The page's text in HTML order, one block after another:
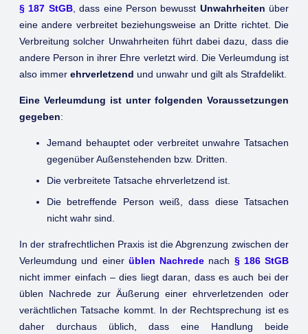
§ 187 StGB, dass eine Person bewusst Unwahrheiten über
eine andere verbreitet beziehungsweise an Dritte richtet. Die
Verbreitung solcher Unwahrheiten führt dabei dazu, dass die
andere Person in ihrer Ehre verletzt wird. Die Verleumdung ist
also immer ehrverletzend und unwahr und gilt als Strafdelikt.
Eine Verleumdung ist unter folgenden Voraussetzungen
gegeben:
Jemand behauptet oder verbreitet unwahre Tatsachen
gegenüber Außenstehenden bzw. Dritten.
Die verbreitete Tatsache ehrverletzend ist.
Die betreffende Person weiß, dass diese Tatsachen
nicht wahr sind.
In der strafrechtlichen Praxis ist die Abgrenzung zwischen der
Verleumdung und einer üblen Nachrede nach § 186 StGB
nicht immer einfach – dies liegt daran, dass es auch bei der
üblen Nachrede zur Äußerung einer ehrverletzenden oder
verächtlichen Tatsache kommt. In der Rechtsprechung ist es
daher durchaus üblich, dass eine Handlung beide